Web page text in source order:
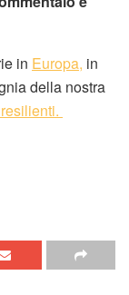
in Europa, in
della nostra